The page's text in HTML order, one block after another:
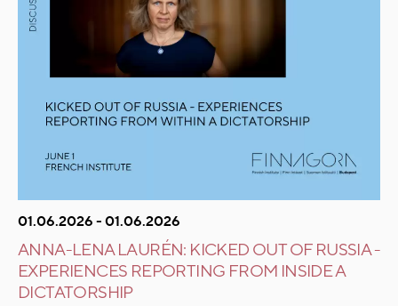
01.06.2026 - 01.06.2026
ANNA-LENA LAURÉN: KICKED OUT OF RUSSIA -
EXPERIENCES REPORTING FROM INSIDE A
DICTATORSHIP